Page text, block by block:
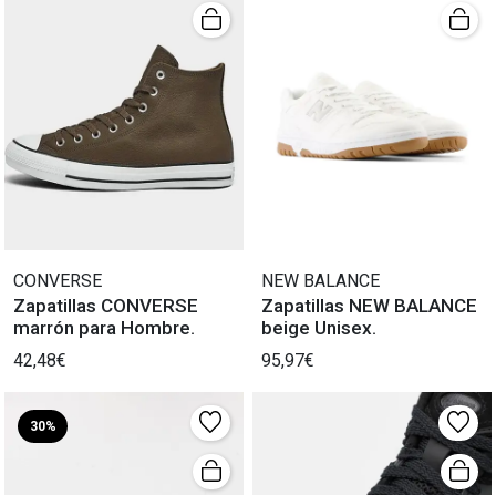
CONVERSE
Zapatillas CONVERSE
marrón para Hombre.
42,48€
NEW BALANCE
Zapatillas NEW BALANCE
beige Unisex.
95,97€
30%